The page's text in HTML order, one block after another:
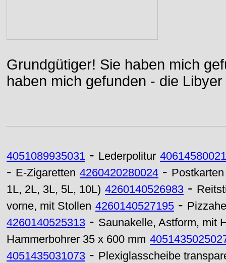
Grundgütiger! Sie haben mich
haben mich gefunden - die
4051089935031 - Lederpolitur
- E-Zigaretten 4260420280024 - Postkarten
1L, 2L, 3L, 5L, 10L) 4260140526983 -
vorne, mit Stollen 4260140527195 -
4260140525313 - Saunakelle, Astform, mit
Hammerbohrer 35 x 600 mm
4051435031073 - Plexiglasscheibe